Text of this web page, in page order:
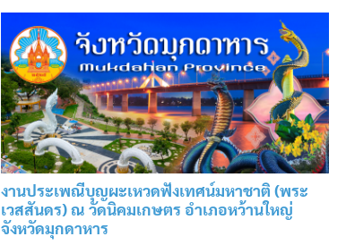
งานประเพณีบุญผะเหวดฟังเทศน์มหาชาติ (พระ
เวสสันดร) ณ วัดนิคมเกษตร อำเภอหว้านใหญ่
จังหวัดมุกดาหาร